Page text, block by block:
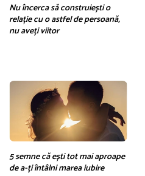
Nu încerca să construiești o
relație cu o astfel de persoană,
nu aveți viitor
5 semne că ești tot mai aproape
de a-ți întâlni marea iubire